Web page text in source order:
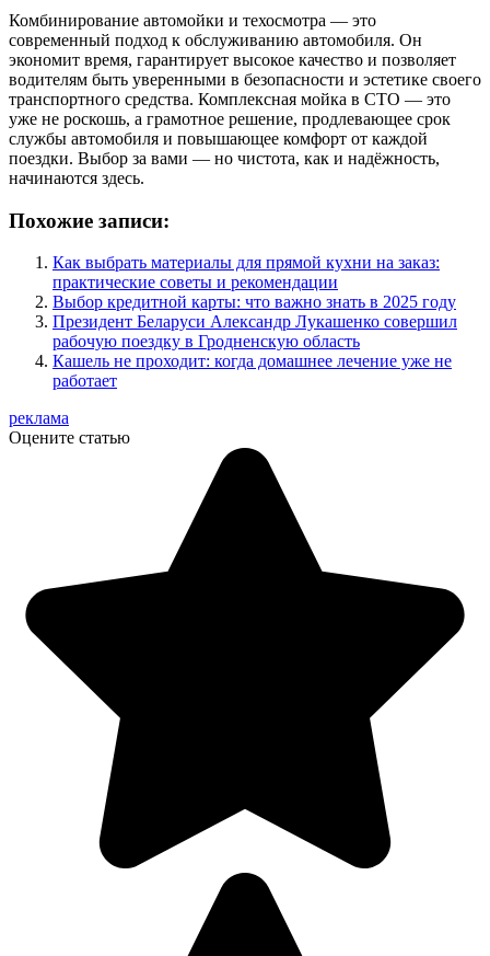
Комбинирование автомойки и техосмотра — это
современный подход к обслуживанию автомобиля. Он
экономит время, гарантирует высокое качество и позволяет
водителям быть уверенными в безопасности и эстетике своего
транспортного средства. Комплексная мойка в СТО — это
уже не роскошь, а грамотное решение, продлевающее срок
службы автомобиля и повышающее комфорт от каждой
поездки. Выбор за вами — но чистота, как и надёжность,
начинаются здесь.
Похожие записи:
Как выбрать материалы для прямой кухни на заказ:
практические советы и рекомендации
Выбор кредитной карты: что важно знать в 2025 году
Президент Беларуси Александр Лукашенко совершил
рабочую поездку в Гродненскую область
Кашель не проходит: когда домашнее лечение уже не
работает
реклама
Оцените статью